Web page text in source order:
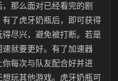
那么面对已经看完的剧
了虎牙奶瓶后，即可获得
尽兴，避免被打断。若是
就要更好。有了加速器
每次与队友配合好并进
玩其他游戏。虎牙奶瓶可